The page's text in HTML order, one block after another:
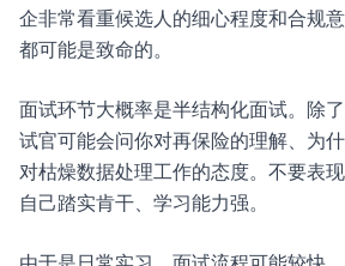
企非常看重候选人的细心程度和合规
都可能是致命的。
面试环节大概率是半结构化面试。除
试官可能会问你对再保险的理解、为
对枯燥数据处理工作的态度。不要表
自己踏实肯干、学习能力强。